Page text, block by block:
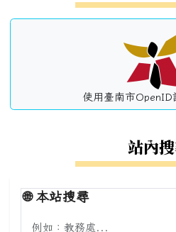
使用臺南市OpenID
站內
🌐本站搜尋
搜尋本站內容